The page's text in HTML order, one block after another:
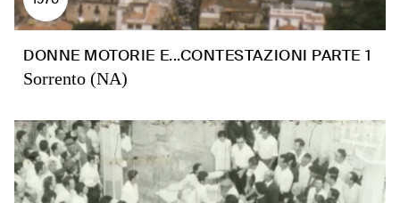
DONNE MOTORIE E...CONTESTAZIONI PARTE 1
Sorrento (NA)